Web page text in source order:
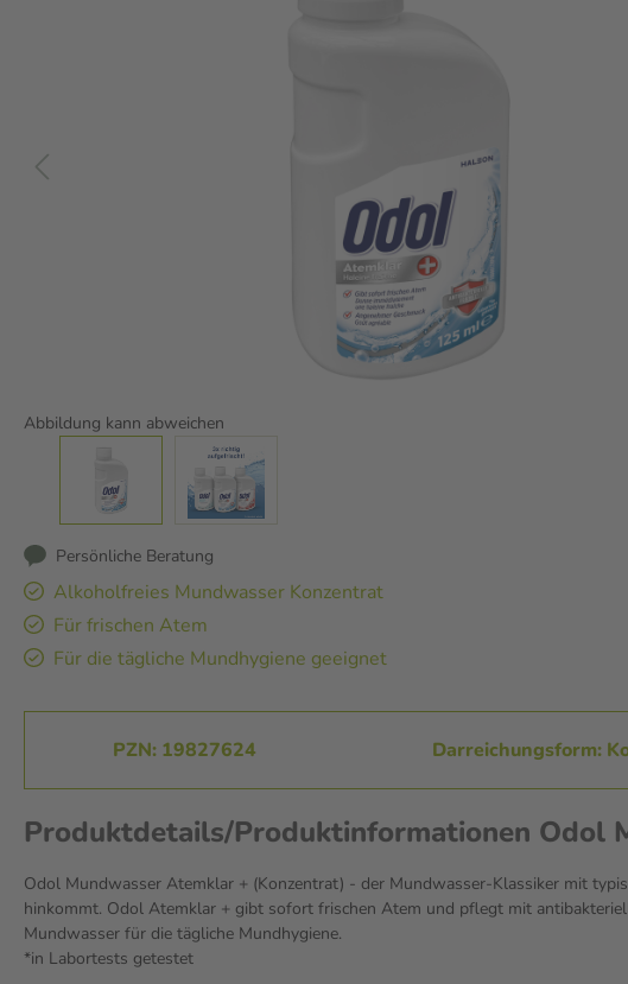
Abbildung kann abweichen
Persönliche Beratung
Alkoholfreies Mundwasser Konzentrat
Für frischen Atem
Für die tägliche Mundhygiene geeignet
PZN: 19827624 Darreichungsform:
Produktdetails/Produktinformationen Odol
Odol Mundwasser Atemklar + (Konzentrat) - der Mundwasser-Klassiker mit
hinkommt. Odol Atemklar + gibt sofort frischen Atem und pflegt mit
Mundwasser für die tägliche Mundhygiene.
*in Labortests getestet